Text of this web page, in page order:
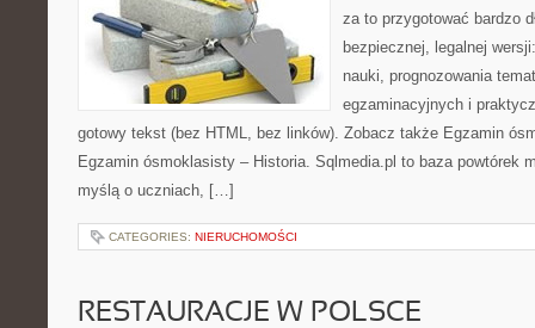
za to przygotować bardzo
bezpiecznej, legalnej
nauki, prognozowania
egzaminacyjnych i
gotowy tekst (bez HTML, bez linków). Zobacz także Egzamin
Egzamin ósmoklasisty – Historia. Sqlmedia.pl to baza powtórek
myślą o uczniach, […]
CATEGORIES: NIERUCHOMOŚCI
RESTAURACJE W POLSCE